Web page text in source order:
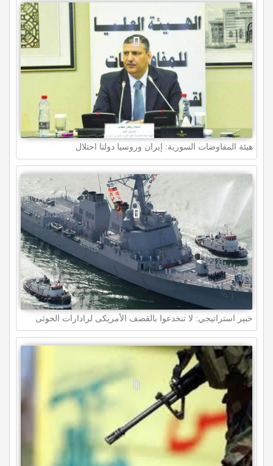
هيئة المفاوضات السورية: إيران وروسيا دولتا احتلال
خبير استراتيجي: لا تنخدعوا بالقصف الأمريكى لرادارات الحوثى